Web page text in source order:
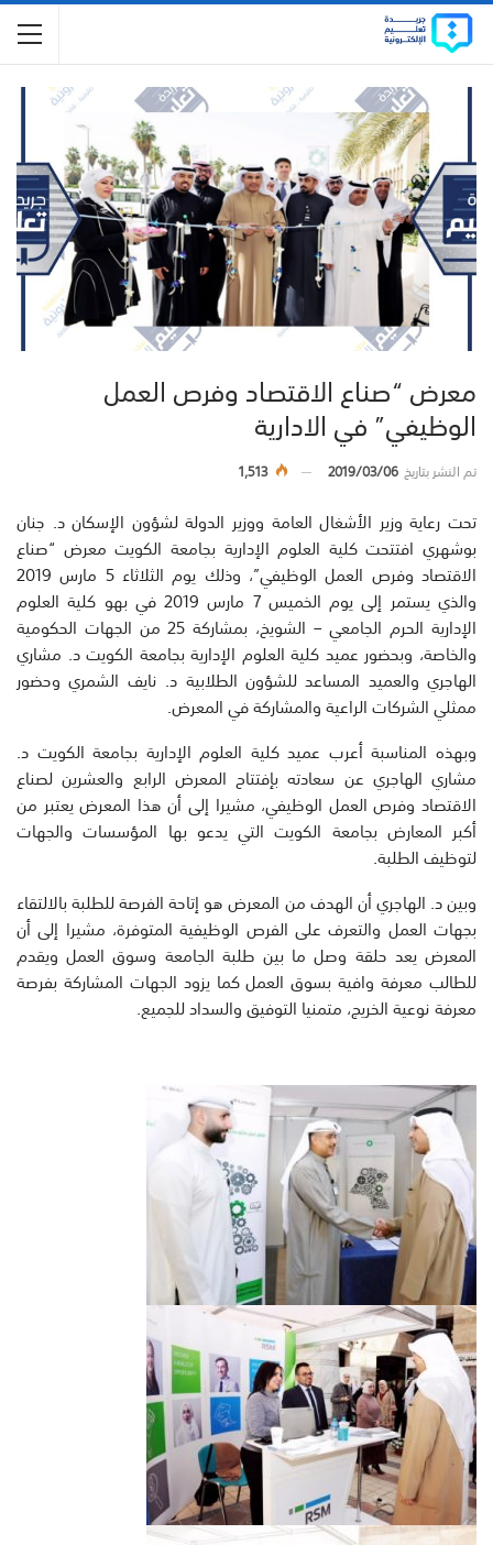
معرض “صناع الاقتصاد وفرص العمل
الوظيفي” في الادارية
تم النشر بتاريخ2019/03/06
1,513
تحت رعاية وزير الأشغال العامة ووزير الدولة لشؤون الإسكان د. جنان
بوشهري افتتحت كلية العلوم الإدارية بجامعة الكويت معرض “صناع
الاقتصاد وفرص العمل الوظيفي”، وذلك يوم الثلاثاء 5 مارس 2019
والذي يستمر إلى يوم الخميس 7 مارس 2019 في بهو كلية العلوم
الإدارية الحرم الجامعي – الشويخ، بمشاركة 25 من الجهات الحكومية
والخاصة، وبحضور عميد كلية العلوم الإدارية بجامعة الكويت د. مشاري
الهاجري والعميد المساعد للشؤون الطلابية د. نايف الشمري وحضور
ممثلي الشركات الراعية والمشاركة في المعرض.
وبهذه المناسبة أعرب عميد كلية العلوم الإدارية بجامعة الكويت د.
مشاري الهاجري عن سعادته بإفتتاح المعرض الرابع والعشرين لصناع
الاقتصاد وفرص العمل الوظيفي، مشيرا إلى أن هذا المعرض يعتبر من
أكبر المعارض بجامعة الكويت التي يدعو بها المؤسسات والجهات
لتوظيف الطلبة.
وبين د. الهاجري أن الهدف من المعرض هو إتاحة الفرصة للطلبة بالالتقاء
بجهات العمل والتعرف على الفرص الوظيفية المتوفرة، مشيرا إلى أن
المعرض يعد حلقة وصل ما بين طلبة الجامعة وسوق العمل ويقدم
للطالب معرفة وافية بسوق العمل كما يزود الجهات المشاركة بفرصة
معرفة نوعية الخريج، متمنيا التوفيق والسداد للجميع.